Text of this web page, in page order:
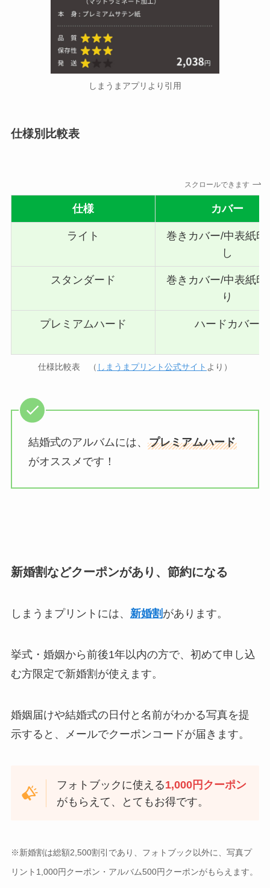
しまうまアプリより引用
仕様別比較表
スクロールできます
仕様 カバー
ライト
巻きカバー/中表紙印
し
スタンダード
巻きカバー/中表紙印
り
プレミアムハード ハードカバー
仕様比較表 （ しまうまプリント公式サイト より）
結婚式のアルバムには、 プレミアムハード
がオススメです！
新婚割などクーポンがあり、節約になる
しまうまプリントには、 新婚割 があります。
挙式・婚姻から前後1年以内の方で、初めて申し込
む方限定で新婚割が使えます。
婚姻届けや結婚式の日付と名前がわかる写真を提
示すると、メールでクーポンコードが届きます。
フォトブックに使える1,000円クーポン
がもらえて、とてもお得です。
※新婚割は総額2,500割引であり、フォトブック以外に、写真プ
リント1,000円クーポン・アルバム500円クーポンがもらえます。